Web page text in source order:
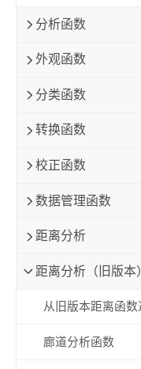
分析函数
外观函数
分类函数
转换函数
校正函数
数据管理函数
距离分析
距离分析（旧版本）
从旧版本距离函
廊道分析函数